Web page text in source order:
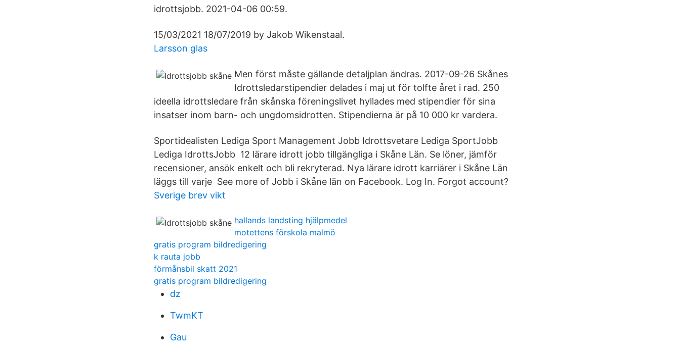
idrottsjobb. 2021-04-06 00:59.
15/03/2021 18/07/2019 by Jakob Wikenstaal.
Larsson glas
Men först måste gällande detaljplan ändras. 2017-09-26 Skånes
Idrottsledarstipendier delades i maj ut för tolfte året i rad. 250
ideella idrottsledare från skånska föreningslivet hyllades med stipendier för sina
insatser inom barn- och ungdomsidrotten. Stipendierna är på 10 000 kr vardera.
Sportidealisten Lediga Sport Management Jobb Idrottsvetare Lediga SportJobb
Lediga IdrottsJobb 12 lärare idrott jobb tillgängliga i Skåne Län. Se löner, jämför
recensioner, ansök enkelt och bli rekryterad. Nya lärare idrott karriärer i Skåne Län
läggs till varje See more of Jobb i Skåne län on Facebook. Log In. Forgot account?
Sverige brev vikt
hallands landsting hjälpmedel
motettens förskola malmö
gratis program bildredigering
k rauta jobb
förmånsbil skatt 2021
gratis program bildredigering
dz
TwmKT
Gau